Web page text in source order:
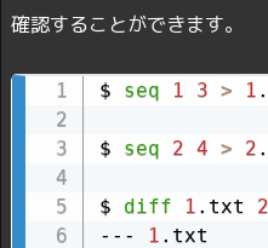
確認することができます。
$ seq 1 3 > 1
$ seq 2 4 > 2
$ diff 1 .txt 2
---
1